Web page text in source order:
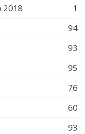
2018
1
94
93
95
76
60
93